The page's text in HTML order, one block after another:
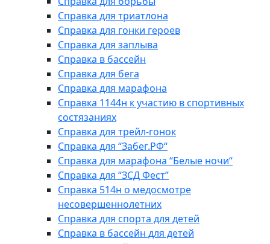
Справка для триатлона
Справка для гонки героев
Справка для заплыва
Справка в бассейн
Справка для бега
Справка для марафона
Справка 1144н к участию в спортивных
состязаниях
Справка для трейл-гонок
Справка для “Забег.РФ“
Справка для марафона “Белые ночи“
Справка для “ЗСД Фест”
Справка 514н о медосмотре
несовершеннолетних
Справка для спорта для детей
Справка в бассейн для детей